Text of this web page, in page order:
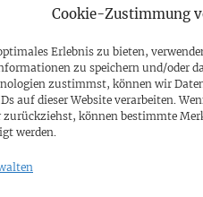
Cookie-Zustimmung
Erlebnis zu bieten,
zu speichern und/oder
zustimmst, können wir
auf dieser Website verarbeiten.
zurückziehst, können bestimmte
werden.